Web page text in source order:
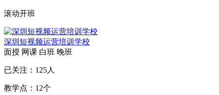
滚动开班
深圳短视频运营培训学校
面授 网课 白班 晚班
已关注： 125人
教学点： 12个